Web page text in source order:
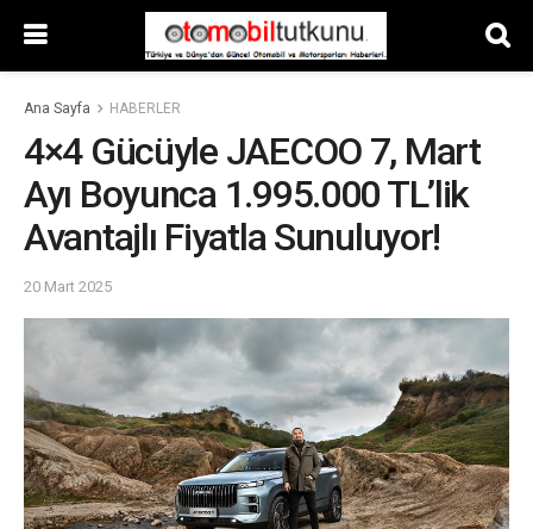
Ana Sayfa HABERLER
4×4 Gücüyle JAECOO 7, Mart
Ayı Boyunca 1.995.000 TL’lik
Avantajlı Fiyatla Sunuluyor!
20 Mart 2025